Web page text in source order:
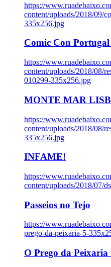
https://
content/uploads/2018/09/
335x256.jpg
Comic Con Portugal
https://
content/uploads/2018/08/
010299-335x256.jpg
MONTE MAR
https://
content/uploads/2018/08/
335x256.jpg
INFAME!
https://
content/uploads/2018/07/
Passeios no Tejo
https://
prego-da-peixaria-5-
O Prego da